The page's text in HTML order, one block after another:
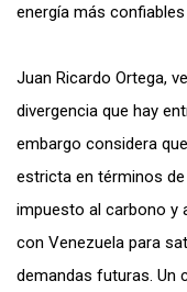
energía más
Juan Ricardo Ortega,
divergencia que hay
embargo considera
estricta en términos
impuesto al carbono y
con Venezuela para
demandas futuras. Un